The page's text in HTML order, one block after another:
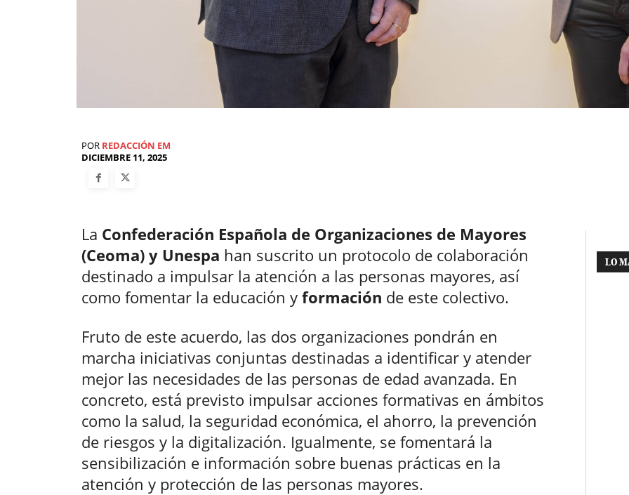
POR REDACCIÓN EM
DICIEMBRE 11, 2025
La Confederación Española de Organizaciones de Mayores
(Ceoma) y Unespa han suscrito un protocolo de colaboración
destinado a impulsar la atención a las personas mayores, así
como fomentar la educación y formación de este colectivo.
Fruto de este acuerdo, las dos organizaciones pondrán en
marcha iniciativas conjuntas destinadas a identificar y atender
mejor las necesidades de las personas de edad avanzada. En
concreto, está previsto impulsar acciones formativas en ámbitos
como la salud, la seguridad económica, el ahorro, la prevención
de riesgos y la digitalización. Igualmente, se fomentará la
sensibilización e información sobre buenas prácticas en la
atención y protección de las personas mayores.
LO